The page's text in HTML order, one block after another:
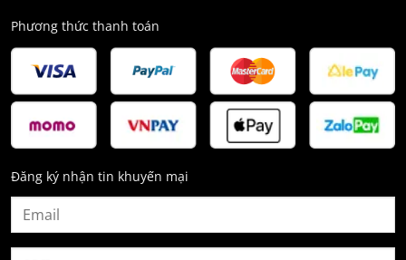
Phương thức thanh toán
Đăng ký nhận tin khuyến mại